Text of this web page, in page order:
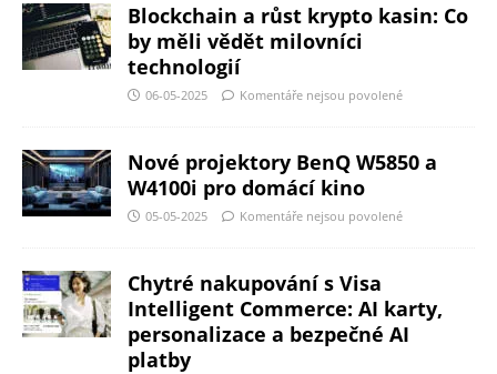
Blockchain a růst krypto kasin: Co
by měli vědět milovníci
technologií
06-05-2025 Komentáře nejsou povolené
Nové projektory BenQ W5850 a
W4100i pro domácí kino
05-05-2025 Komentáře nejsou povolené
Chytré nakupování s Visa
Intelligent Commerce: AI karty,
personalizace a bezpečné AI
platby